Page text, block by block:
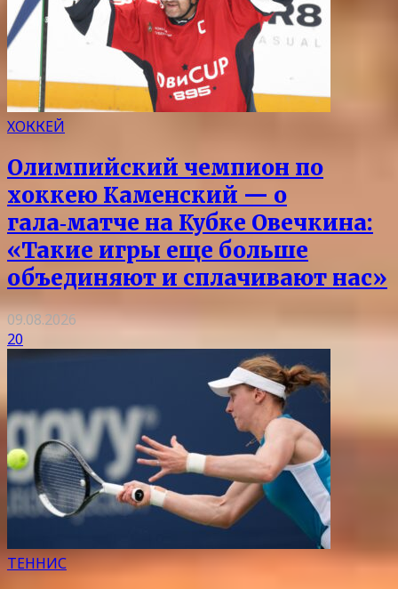
ХОККЕЙ
Олимпийский чемпион по
хоккею Каменский — о
гала‑матче на Кубке Овечкина:
«Такие игры еще больше
объединяют и сплачивают нас»
09.08.2026
20
ТЕННИС